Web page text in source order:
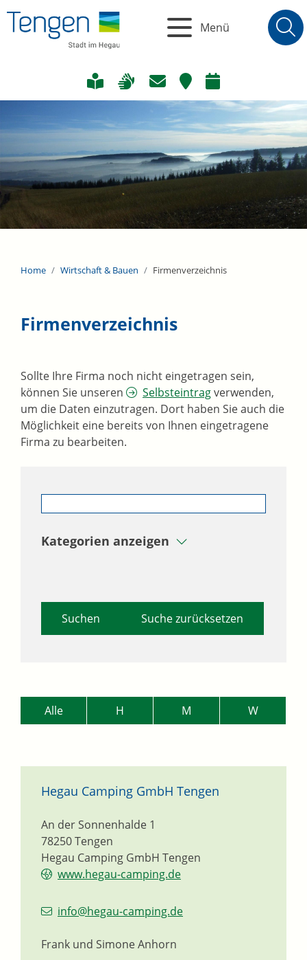
Menü
Home Wirtschaft & Bauen Firmenverzeichnis
Firmenverzeichnis
Sollte Ihre Firma noch nicht eingetragen sein,
können Sie unseren
Selbsteintragverwenden,
um die Daten einzutragen. Dort haben Sie auch die
Möglichkeit eine bereits von Ihnen eingetragene
Firma zu bearbeiten.
Kategorien anzeigen
Suche zurücksetzen
Alle H M W
Hegau Camping GmbH Tengen
Hegau Camping GmbH Tengen
An der Sonnenhalde 1
78250Tengen
www.hegau-camping.de
info@hegau-camping.de
Frank und SimoneAnhorn